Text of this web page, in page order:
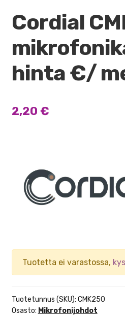
Cordial
hinta €/
2,20 €
Tuotetta ei varastossa,
Tuotetunnus (SKU): CMK250
Osasto: Mikrofonijohdot